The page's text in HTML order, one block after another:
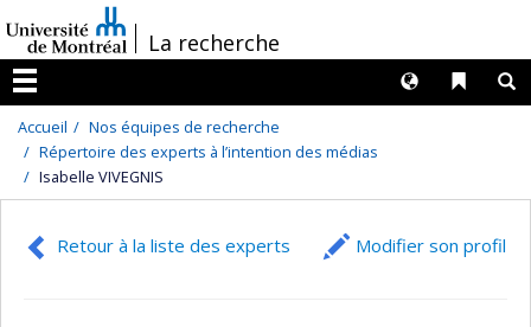
au
contenu
/La recherche
Menu
Liens
Langues
Accueil
Nos équipes de recherche
Répertoire des experts à l’intention des médias
Isabelle VIVEGNIS
Retour à la liste des experts Modifier son profil